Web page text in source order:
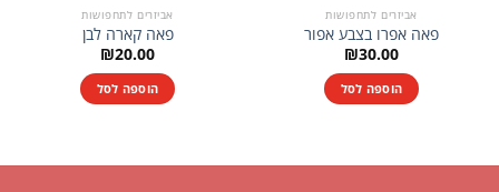
אביזרים לתחפושות
פאה אפרו בצבע אפור
₪30.00
הוספה לסל
אביזרים לתחפושות
פאה קארה לבן
₪20.00
הוספה לסל